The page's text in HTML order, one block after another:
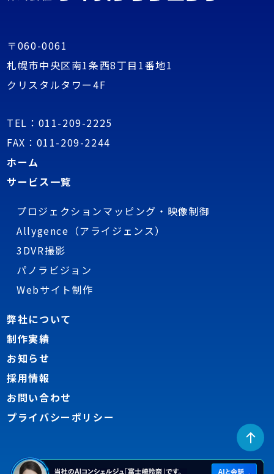
〒060-0061
札幌市中央区南1条西8丁目1番地1
クリスタルタワー4F
TEL： 011-209-2225
FAX：011-209-2244
ホーム
サービス一覧
プロジェクションマッピング・映像制御
Allygence（アライジェンス）
3DVR撮影
パノラビジョン
Webサイト制作
弊社について
制作実績
お知らせ
採用情報
お問い合わせ
プライバシーポリシー